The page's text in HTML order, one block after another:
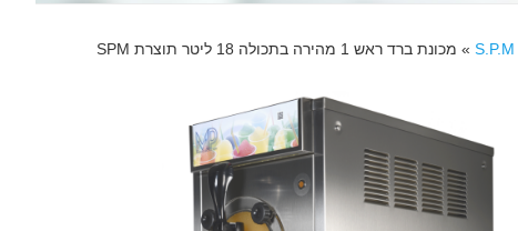
» מכונת ברד ראש 1 מהירה בתכולה 18 ליטר תוצרת SPM